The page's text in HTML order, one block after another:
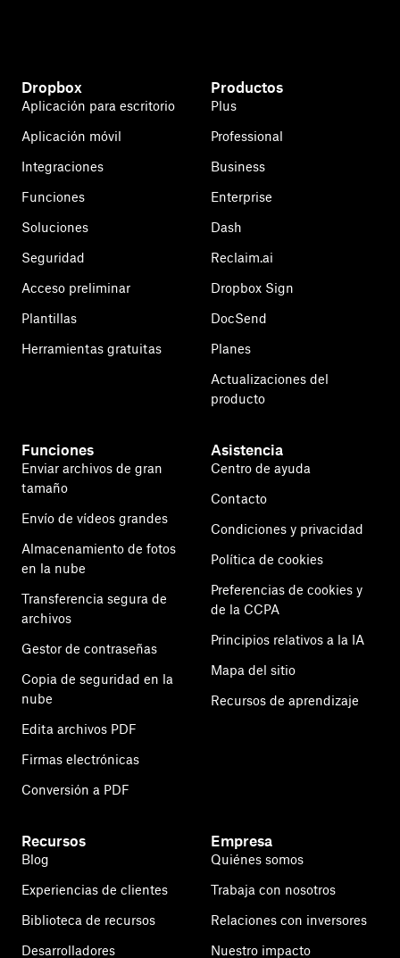
Dropbox
Aplicación para escritorio
Aplicación móvil
Integraciones
Funciones
Soluciones
Seguridad
Acceso preliminar
Plantillas
Herramientas gratuitas
Productos
Plus
Professional
Business
Enterprise
Dash
Reclaim.ai
Dropbox Sign
DocSend
Planes
Actualizaciones del
producto
Funciones
Enviar archivos de gran
tamaño
Envío de vídeos grandes
Almacenamiento de fotos
en la nube
Transferencia segura de
archivos
Gestor de contraseñas
Copia de seguridad en la
nube
Edita archivos PDF
Firmas electrónicas
Conversión a PDF
Asistencia
Centro de ayuda
Contacto
Condiciones y privacidad
Política de cookies
Preferencias de cookies y
de la CCPA
Principios relativos a la IA
Mapa del sitio
Recursos de aprendizaje
Recursos
Blog
Experiencias de clientes
Biblioteca de recursos
Desarrolladores
Empresa
Quiénes somos
Trabaja con nosotros
Relaciones con inversores
Nuestro impacto